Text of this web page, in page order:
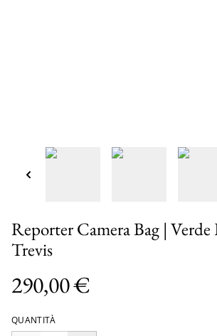
Reporter Camera Bag |
Trevis
290,00 €
QUANTITÀ